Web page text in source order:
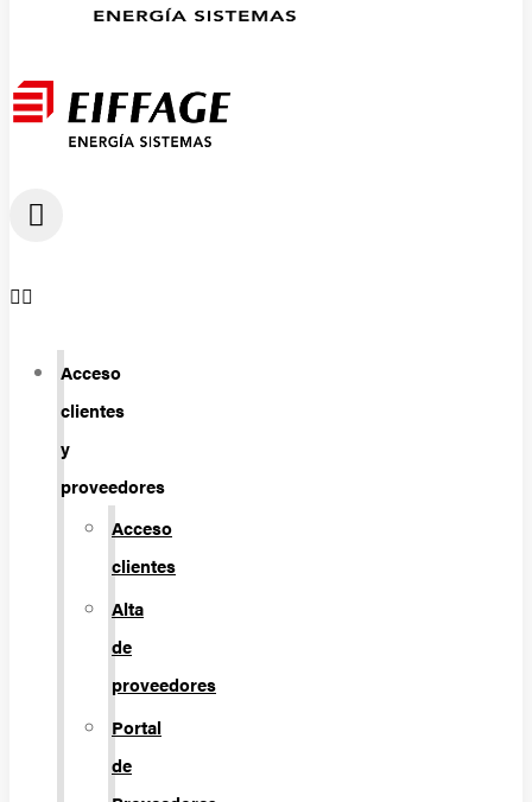
Acceso
clientes
y
proveedores
Acceso
clientes
Alta
de
proveedores
Portal
de